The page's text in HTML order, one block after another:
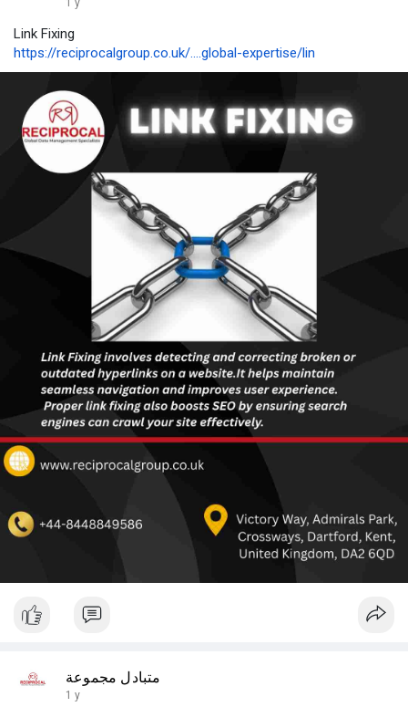
Link Fixing
https://reciprocalgroup.co.uk/....global-expertise/lin
متبادل مجموعة
1 y